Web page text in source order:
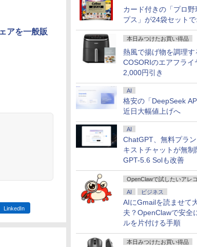
カード付きの「プロ野
プス」が24袋セットで
本日みつけたお買い得品
熱風で揚げ物を調理す
COSORIのエアフライ
2,000円引き
AI
格安の「DeepSeek
近日大幅値上げへ
AI
ChatGPT、無料プラ
キストチャットが無制
GPT-5.6 Solも改善
OpenClawで試したいアレ
AI ビジネス
AIにGmailを読ませて
夫？OpenClawで安全
ルを片付ける手順
本日みつけたお買い得品
アを一般販
LinkedIn